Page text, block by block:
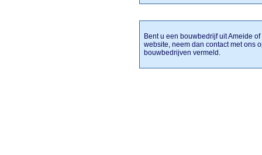
Bent u een bouwbedrijf uit Ameide
website, neem dan contact met ons
bouwbedrijven vermeld.